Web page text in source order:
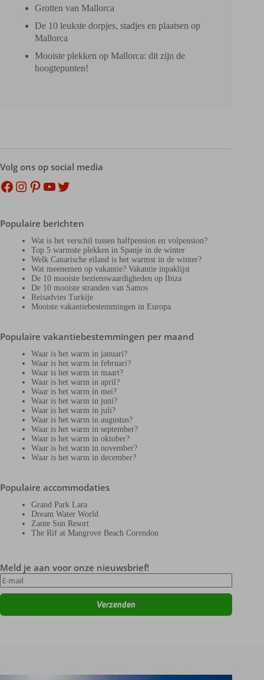
Grotten van Mallorca
De 10 leukste dorpjes, stadjes en plaatsen op
Mallorca
Mooiste plekken op Mallorca: dit zijn de
hoogtepunten!
Volg ons op social media
Facebook
Instagram
Pinterest
YouTube
Twitter
Populaire berichten
Wat is het verschil tussen halfpension en volpension?
Top 5 warmste plekken in Spanje in de winter
Welk Canarische eiland is het warmst in de winter?
Wat meenemen op vakantie? Vakantie inpaklijst
De 10 mooiste bezienswaardigheden op Ibiza
De 10 mooiste stranden van Samos
Reisadvies Turkije
Mooiste vakantiebestemmingen in Europa
Populaire vakantiebestemmingen per maand
Waar is het warm in januari?
Waar is het warm in februari?
Waar is het warm in maart?
Waar is het warm in april?
Waar is het warm in mei?
Waar is het warm in juni?
Waar is het warm in juli?
Waar is het warm in augustus?
Waar is het warm in september?
Waar is het warm in oktober?
Waar is het warm in november?
Waar is het warm in december?
Populaire accommodaties
Grand Park Lara
Dream Water World
Zante Sun Resort
The Rif at Mangrove Beach Corendon
Meld je aan voor onze nieuwsbrief!